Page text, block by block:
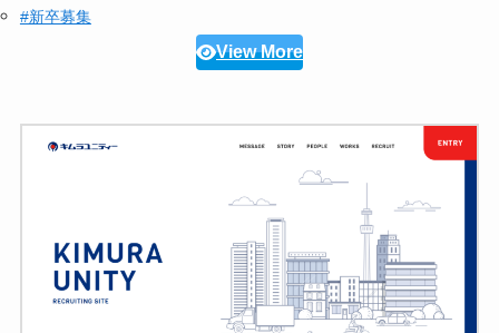
#新卒募集
View More